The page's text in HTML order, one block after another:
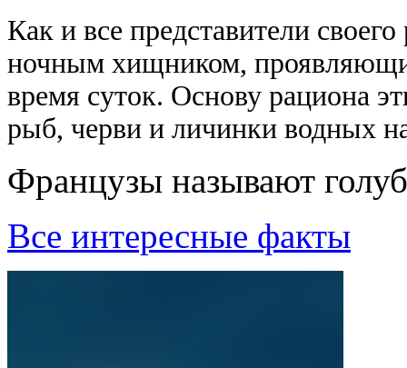
Как и все представители
ночным хищником,
время суток. Основу рациона
рыб, черви и личинки водных
Французы называют
Все интересные факты